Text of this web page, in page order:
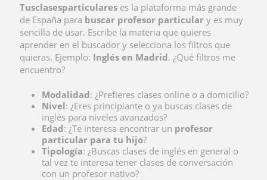
Tusclasesparticulares es la plataforma más grande
de España para buscar profesor particular y es muy
sencilla de usar. Escribe la materia que quieres
aprender en el buscador y selecciona los filtros que
quieras. Ejemplo: Inglés en Madrid. ¿Qué filtros me
encuentro?
Modalidad: ¿Prefieres clases online o a domicilio?
Nivel: ¿Eres principiante o ya buscas clases de
inglés para niveles avanzados?
Edad: ¿Te interesa encontrar un profesor
particular para tu hijo?
Tipología: ¿Buscas clases de inglés en general o
tal vez te interesa tener clases de conversación
con un profesor nativo?